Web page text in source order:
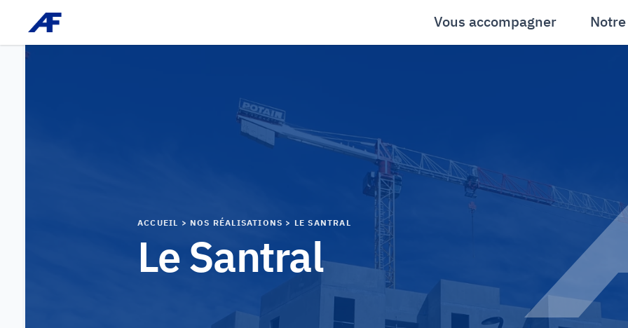
Afonso - constructeur immobilier Vous accompagner
ACCUEIL > NOS RÉALISATIONS > LE SANTRAL
Le Santral